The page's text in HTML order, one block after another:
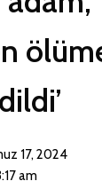
17, 2024
am